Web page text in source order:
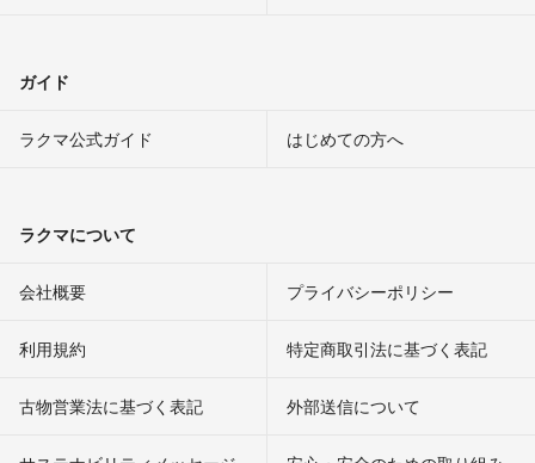
ガイド
ラクマ公式ガイド はじめての方へ
ラクマについて
会社概要 プライバシーポリシー
利用規約 特定商取引法に基づく表記
古物営業法に基づく表記 外部送信について